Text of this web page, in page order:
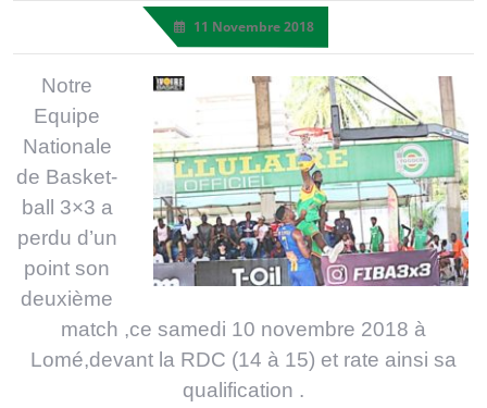
11 Novembre 2018
Notre
Equipe
Nationale
de Basket-
ball 3×3 a
perdu d’un
point son
deuxième
match ,ce samedi 10 novembre 2018 à
Lomé,devant la RDC (14 à 15) et rate ainsi sa
qualification .